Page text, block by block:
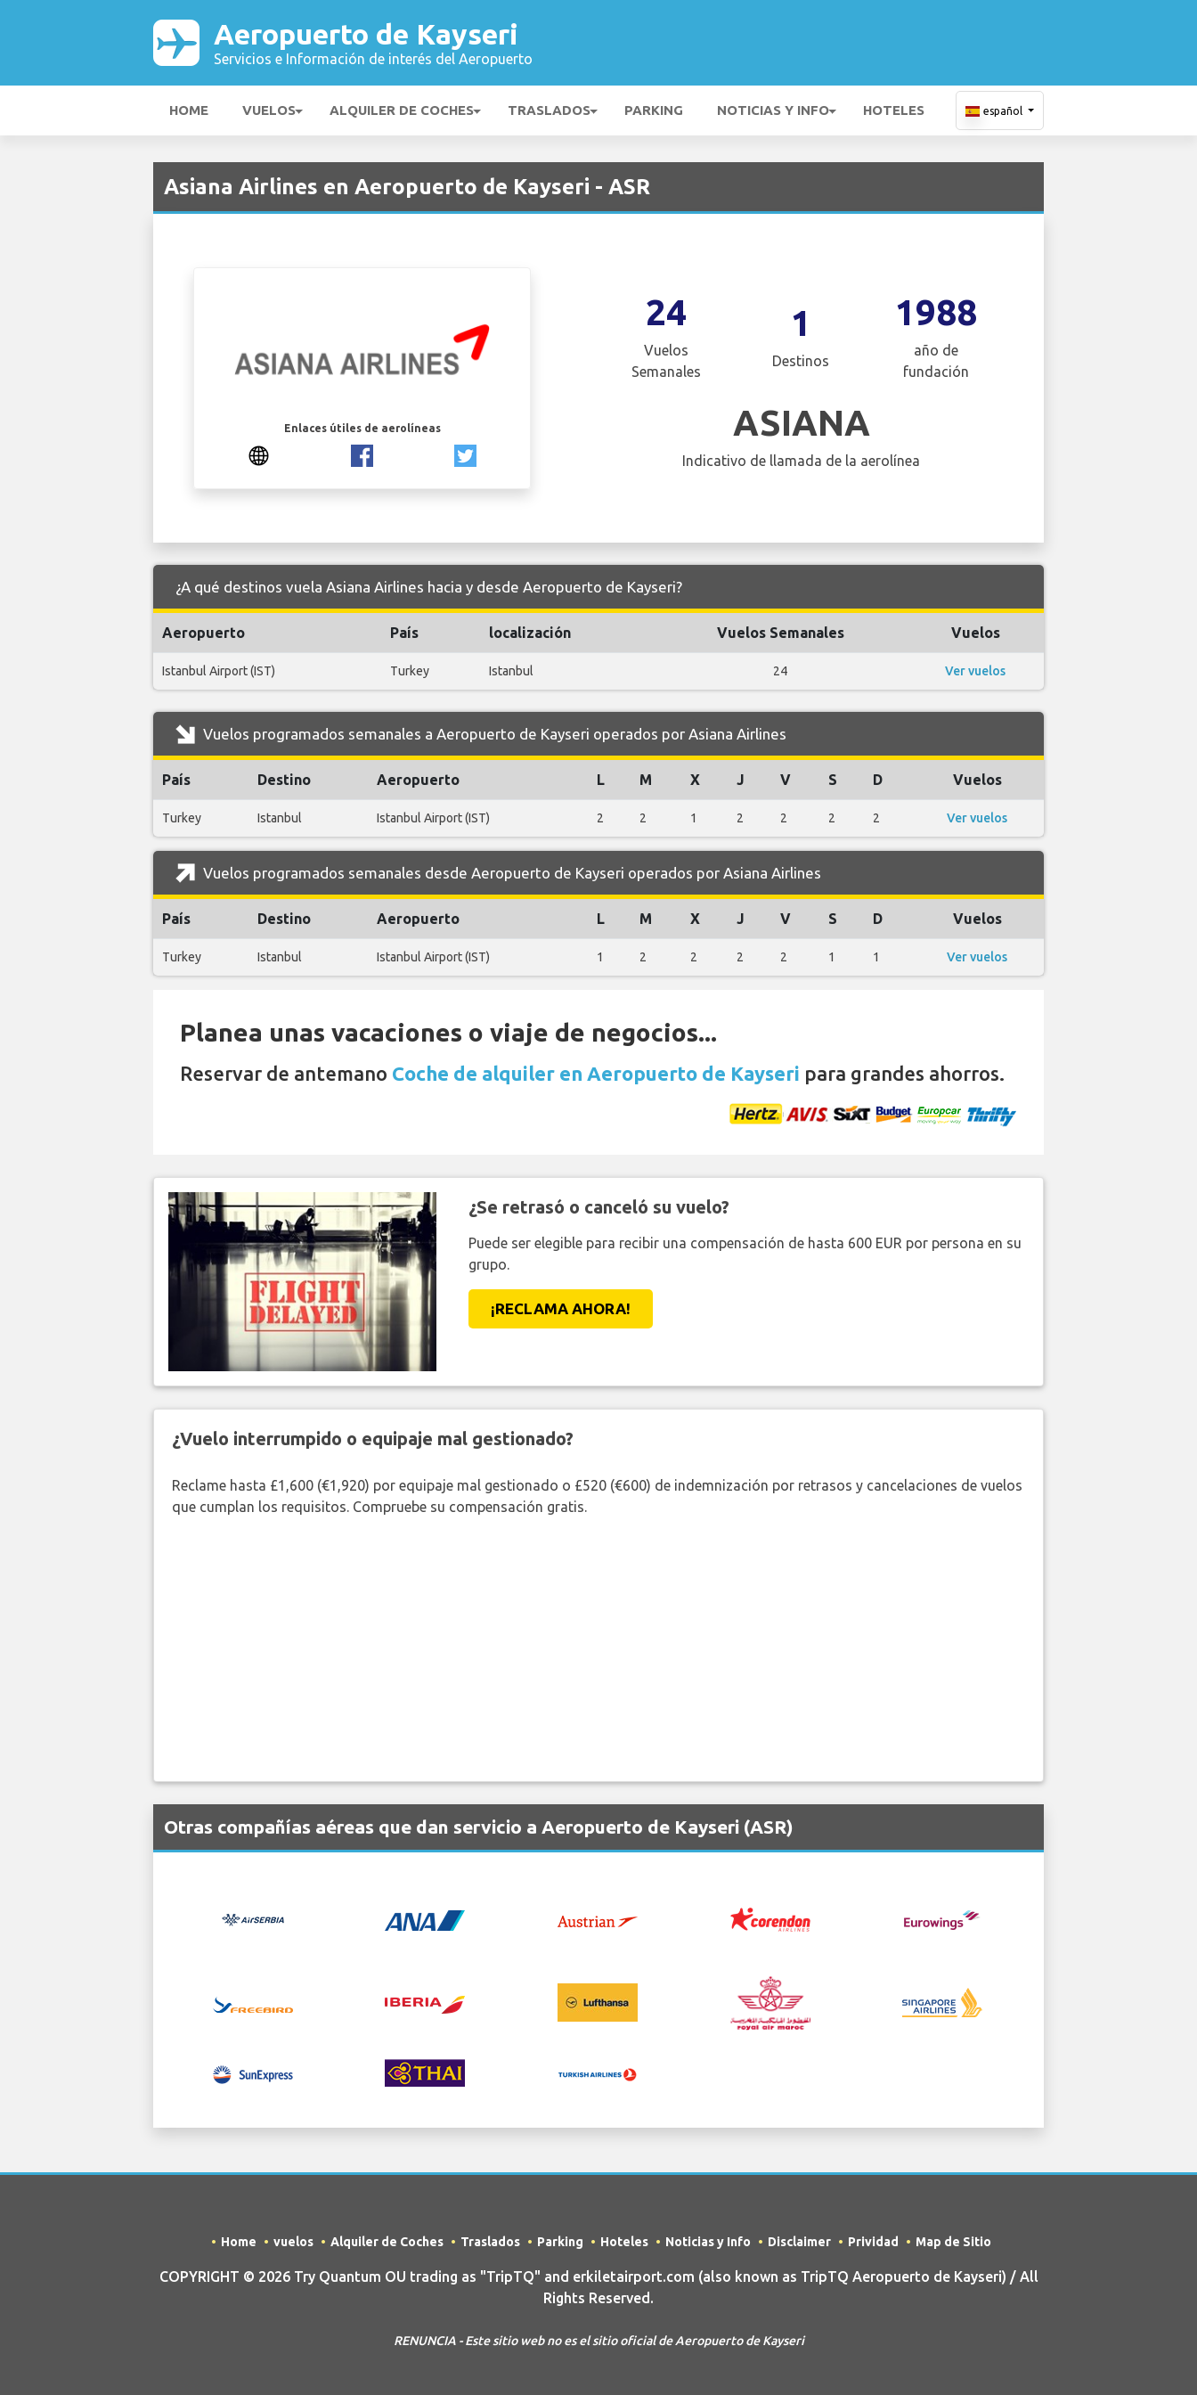
Aeropuerto de Kayseri
Servicios e Información de interés del Aeropuerto
HOME VUELOS ALQUILER DE COCHES TRASLADOS PARKING NOTICIAS Y INFO HOTELES español
Asiana Airlines en Aeropuerto de Kayseri - ASR
Enlaces útiles de aerolíneas
24
Vuelos
Semanales
1
Destinos
1988
año de
fundación
ASIANA
Indicativo de llamada de la aerolínea
¿A qué destinos vuela Asiana Airlines hacia y desde Aeropuerto de Kayseri?
Aeropuerto País localización Vuelos Semanales Vuelos
Istanbul Airport (IST) Turkey Istanbul 24 Ver vuelos
Vuelos programados semanales a Aeropuerto de Kayseri operados por Asiana Airlines
País Destino Aeropuerto L M X J V S D Vuelos
Turkey Istanbul Istanbul Airport (IST) 2 2 1 2 2 2 2 Ver vuelos
Vuelos programados semanales desde Aeropuerto de Kayseri operados por Asiana Airlines
País Destino Aeropuerto L M X J V S D Vuelos
Turkey Istanbul Istanbul Airport (IST) 1 2 2 2 2 1 1 Ver vuelos
Planea unas vacaciones o viaje de negocios...
Reservar de antemano Coche de alquiler en Aeropuerto de Kayseri para grandes ahorros.
¿Se retrasó o canceló su vuelo?
Puede ser elegible para recibir una compensación de hasta 600 EUR por persona en su
grupo.
¡RECLAMA AHORA!
¿Vuelo interrumpido o equipaje mal gestionado?
Reclame hasta £1,600 (€1,920) por equipaje mal gestionado o £520 (€600) de indemnización por retrasos y cancelaciones de vuelos
que cumplan los requisitos. Compruebe su compensación gratis.
Otras compañías aéreas que dan servicio a Aeropuerto de Kayseri (ASR)
Home vuelos Alquiler de Coches Traslados Parking Hoteles Noticias y Info Disclaimer Prividad Map de Sitio
COPYRIGHT © 2026 Try Quantum OU trading as "TripTQ" and erkiletairport.com (also known as TripTQ Aeropuerto de Kayseri) / All
Rights Reserved.
RENUNCIA - Este sitio web no es el sitio oficial de Aeropuerto de Kayseri